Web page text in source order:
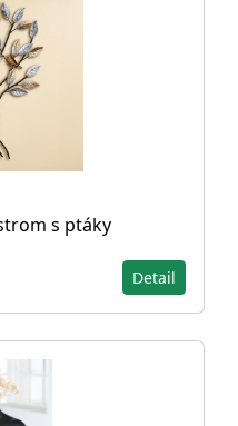
s ptáky
Detail